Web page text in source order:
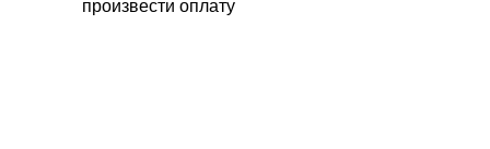
произвести оплату